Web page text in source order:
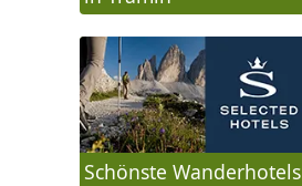
Schönste Wanderhotels